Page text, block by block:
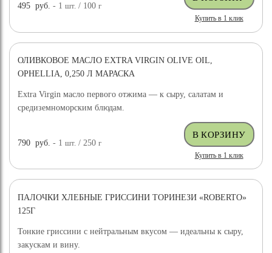
495 руб. - 1шт. / 100г
Купить в 1 клик
ОЛИВКОВОЕ МАСЛО EXTRA VIRGIN OLIVE OIL,
OPHELLIA, 0,250 Л МАРАСКА
Extra Virgin масло первого отжима — к сыру, салатам и
средиземноморским блюдам.
790 руб. - 1шт. / 250г
Купить в 1 клик
ПАЛОЧКИ ХЛЕБНЫЕ ГРИССИНИ ТОРИНЕЗИ «ROBERTO»
125Г
Тонкие гриссини с нейтральным вкусом — идеальны к сыру,
закускам и вину.